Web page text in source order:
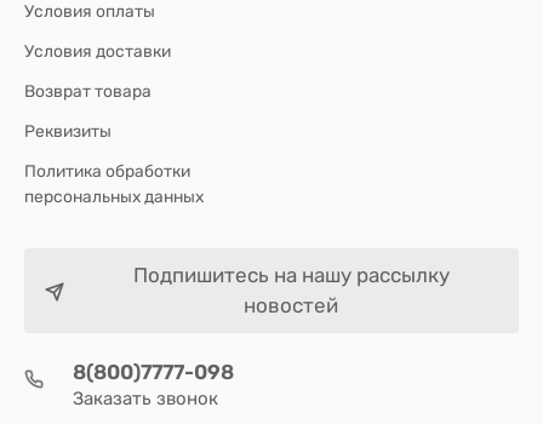
Условия оплаты
Условия доставки
Возврат товара
Реквизиты
Политика обработки
персональных данных
Подпишитесь на нашу рассылку
новостей
8(800)7777-098
Заказать звонок